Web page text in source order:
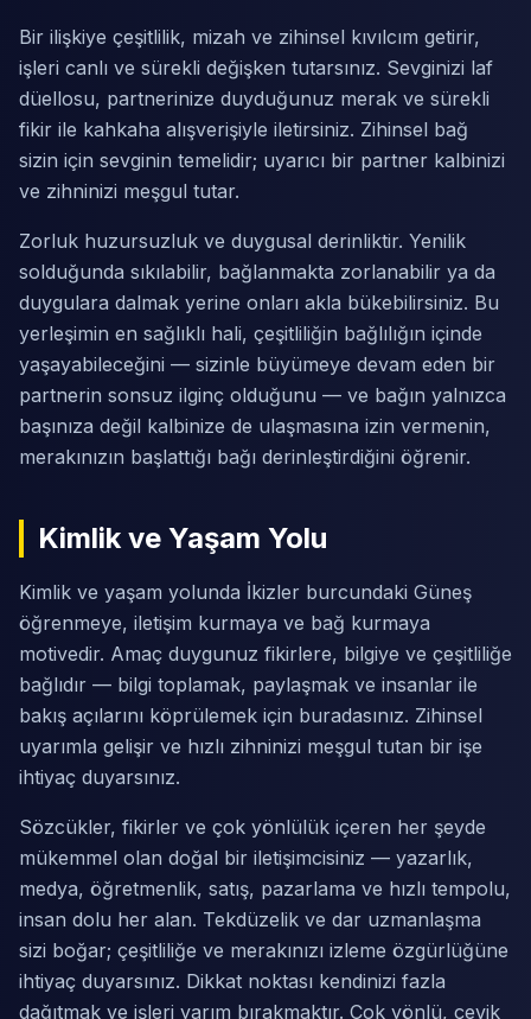
Bir ilişkiye çeşitlilik, mizah ve zihinsel kıvılcım getirir,
işleri canlı ve sürekli değişken tutarsınız. Sevginizi laf
düellosu, partnerinize duyduğunuz merak ve sürekli
fikir ile kahkaha alışverişiyle iletirsiniz. Zihinsel bağ
sizin için sevginin temelidir; uyarıcı bir partner kalbinizi
ve zihninizi meşgul tutar.
Zorluk huzursuzluk ve duygusal derinliktir. Yenilik
solduğunda sıkılabilir, bağlanmakta zorlanabilir ya da
duygulara dalmak yerine onları akla bükebilirsiniz. Bu
yerleşimin en sağlıklı hali, çeşitliliğin bağlılığın içinde
yaşayabileceğini — sizinle büyümeye devam eden bir
partnerin sonsuz ilginç olduğunu — ve bağın yalnızca
başınıza değil kalbinize de ulaşmasına izin vermenin,
merakınızın başlattığı bağı derinleştirdiğini öğrenir.
Kimlik ve Yaşam Yolu
Kimlik ve yaşam yolunda İkizler burcundaki Güneş
öğrenmeye, iletişim kurmaya ve bağ kurmaya
motivedir. Amaç duygunuz fikirlere, bilgiye ve çeşitliliğe
bağlıdır — bilgi toplamak, paylaşmak ve insanlar ile
bakış açılarını köprülemek için buradasınız. Zihinsel
uyarımla gelişir ve hızlı zihninizi meşgul tutan bir işe
ihtiyaç duyarsınız.
Sözcükler, fikirler ve çok yönlülük içeren her şeyde
mükemmel olan doğal bir iletişimcisiniz — yazarlık,
medya, öğretmenlik, satış, pazarlama ve hızlı tempolu,
insan dolu her alan. Tekdüzelik ve dar uzmanlaşma
sizi boğar; çeşitliliğe ve merakınızı izleme özgürlüğüne
ihtiyaç duyarsınız. Dikkat noktası kendinizi fazla
dağıtmak ve işleri yarım bırakmaktır. Çok yönlü, çevik